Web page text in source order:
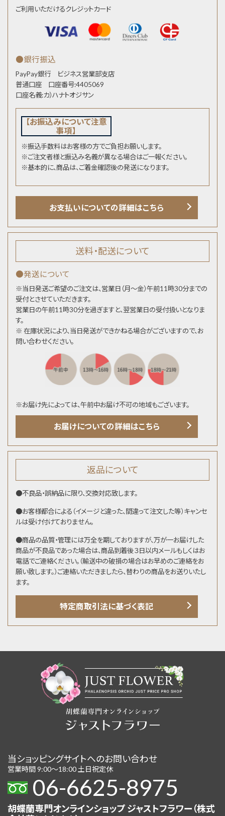
ご利用いただけるクレジットカード
●銀行振込
PayPay銀行 ビジネス営業部支店
普通口座 口座番号:4405069
口座名義:カ）ハナトオジサン
【お振込みについて注意
事項】
※振込手数料はお客様の方でご負担お願いします。
※ご注文者様と振込み名義が異なる場合はご一報ください。
※基本的に、商品は、ご着金確認後の発送になります。
お支払いについての詳細はこちら
送料・配送について
●発送について
※当日発送ご希望のご注文は、営業日（月～金）午前11時30分までの
受付とさせていただきます。
営業日の午前11時30分を過ぎますと、翌営業日の受付扱いとなりま
す。
※ 在庫状況により、当日発送ができかねる場合がございますので、お
問い合わせください。
※お届け先によっては、午前中お届け不可の地域もございます。
お届けについての詳細はこちら
返品について
●不良品・誤納品に限り、交換対応致します。
●お客様都合による（イメージと違った、間違って注文した等）キャンセ
ルは受け付けておりません。
●商品の品質・管理には万全を期しておりますが、万が一お届けした
商品が不良品であった場合は、商品到着後３日以内メールもしくはお
電話でご連絡ください。（輸送中の破損の場合はお早めのご連絡をお
願い致します。）ご連絡いただきましたら、替わりの商品をお送りいたし
ます。
特定商取引法に基づく表記
当ショッピングサイトへのお問い合わせ
営業時間 9:00〜18:00 土日祝定休
06-6625-8975
胡蝶蘭専門オンラインショップ ジャストフラワー（株式